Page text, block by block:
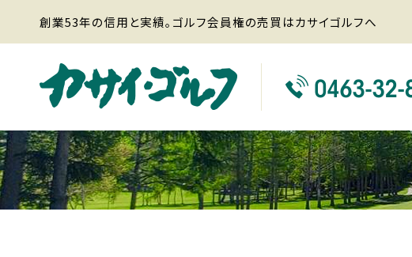
創業53年の信用と実績。ゴルフ会員権の売買はカサイゴルフへ